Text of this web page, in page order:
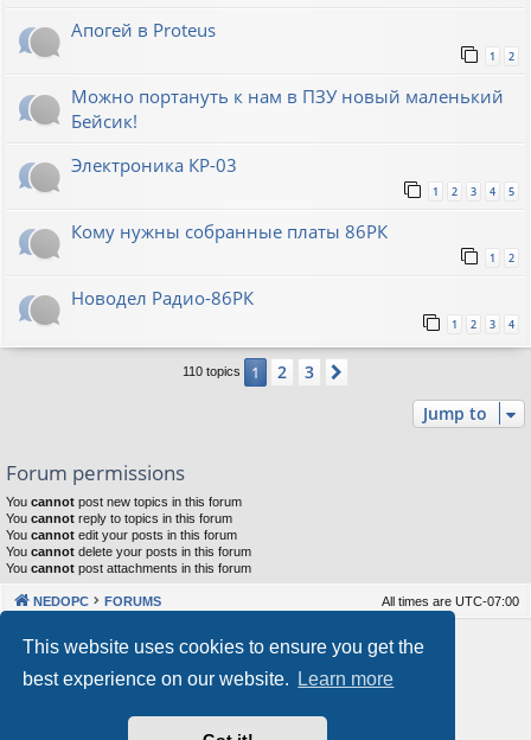
This website uses cookies to ensure you get the
best experience on our website.
Learn more
Апогей в Proteus
1 2
Можно портануть к нам в ПЗУ новый маленький
Бейсик!
Электроника КР-03
1 2 3 4 5
Кому нужны собранные платы 86РК
1 2
Новодел Радио-86РК
1 2 3 4
110 topics 1 2 3
Jump to
Forum permissions
You cannot post new topics in this forum
You cannot reply to topics in this forum
You cannot edit your posts in this forum
You cannot delete your posts in this forum
You cannot post attachments in this forum
NEDOPC FORUMS All times are UTC-07:00
Powered by phpBB® Forum Software © phpBB Limited
Our VPS Hosting By RimuHosting